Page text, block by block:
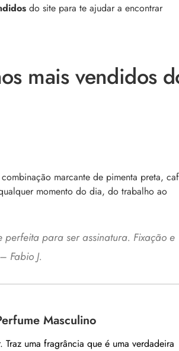
do site para te ajudar a encontrar
mais vendidos
marcante de pimenta preta,
momento do dia, do trabalho ao
para ser assinatura. Fixação e
Fabio J.
Masculino
uma fragrância que é uma verdadeira
e